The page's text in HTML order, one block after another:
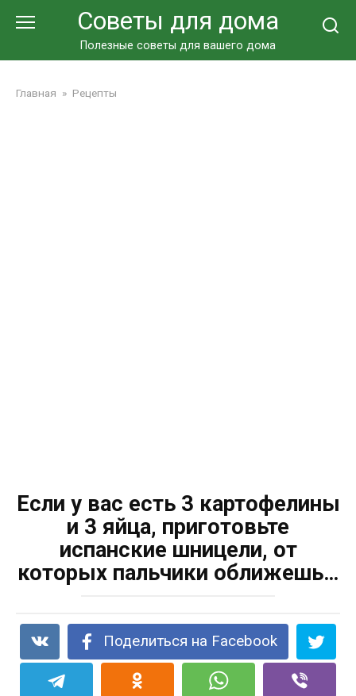
Советы для дома
Полезные советы для вашего дома
Главная » Рецепты
Если у вас есть 3 картофелины
и 3 яйца, приготовьте
испанские шницели, от
которых пальчики оближешь…
Поделиться на Facebook